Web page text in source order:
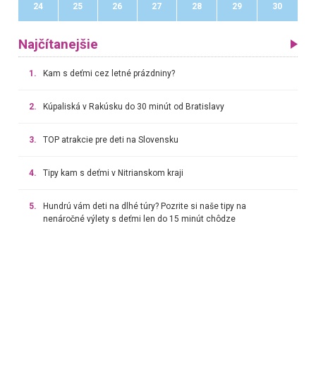
24 25 26 27 28 29 30
Najčítanejšie
1. Kam s deťmi cez letné prázdniny?
2. Kúpaliská v Rakúsku do 30 minút od Bratislavy
3. TOP atrakcie pre deti na Slovensku
4. Tipy kam s deťmi v Nitrianskom kraji
5.
Hundrú vám deti na dlhé túry? Pozrite si naše tipy na
nenáročné výlety s deťmi len do 15 minút chôdze